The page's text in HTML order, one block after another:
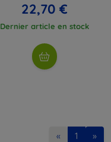
22,70 €
Dernier article en stock
« 1 »